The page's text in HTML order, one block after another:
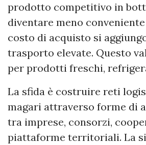
prodotto competitivo in
diventare meno
costo di acquisto si
trasporto elevate. Questo
per prodotti freschi,
La sfida è costruire reti
magari attraverso forme di
tra imprese, consorzi,
piattaforme territoriali. La